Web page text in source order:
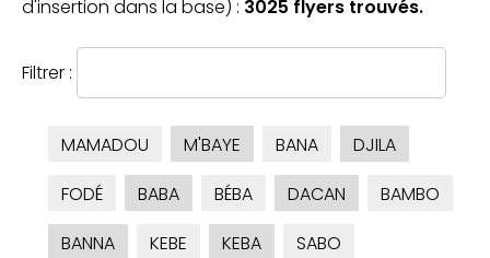
d'insertion dans la base) : 3025 flyers trouvés.
Filtrer :
MAMADOU M'BAYE BANA
DJILA
FODÉ
BABA BÉBA DACAN
BAMBO
BANNA
KEBE KEBA
SABO